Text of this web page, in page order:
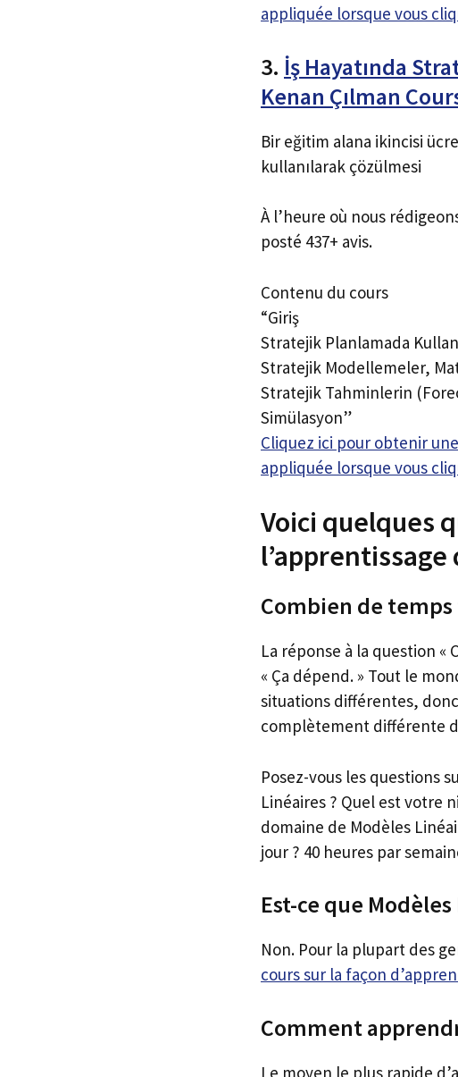
appliquée lorsque vous
3. İş Hayatında
Kenan Çılman
Bir eğitim alana ikincisi
kullanılarak çözülmesi
À l’heure où nous
posté 437+ avis.
Contenu du cours
“Giriş
Stratejik Planlamada
Stratejik Modellemeler,
Stratejik Tahminlerin
Simülasyon”
Cliquez ici pour obtenir
appliquée lorsque vous
Voici quelques
Combien de
La réponse à la question
« Ça dépend. » Tout le
situations différentes,
complètement différente
Posez-vous les questions
Linéaires ? Quel est votre
domaine de Modèles
jour ? 40 heures par
Est-ce que
Non. Pour la plupart des
cours sur la façon
Comment
Le moyen le plus rapide